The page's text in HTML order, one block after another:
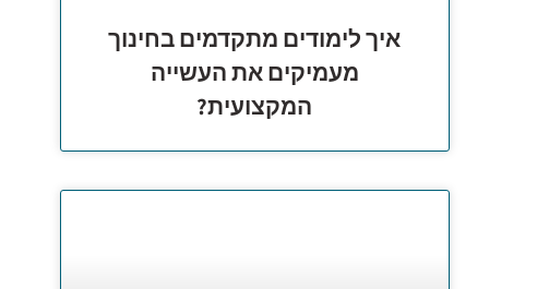
איך לימודים מתקדמים בחינוך
מעמיקים את העשייה
המקצועית?